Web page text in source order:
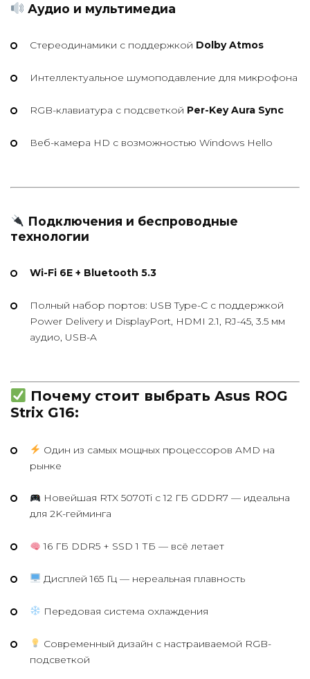
Аудио и мультимедиа
Стереодинамики с поддержкой Dolby Atmos
Интеллектуальное шумоподавление для микрофона
RGB-клавиатура с подсветкой Per-Key Aura Sync
Веб-камера HD с возможностью Windows Hello
Подключения и беспроводные
технологии
Wi-Fi 6E + Bluetooth 5.3
Полный набор портов: USB Type-C с поддержкой
Power Delivery и DisplayPort, HDMI 2.1, RJ-45, 3.5 мм
аудио, USB-A
Почему стоит выбрать Asus ROG
Strix G16:
Один из самых мощных процессоров AMD на
рынке
Новейшая RTX 5070Ti с 12 ГБ GDDR7 — идеальна
для 2K-гейминга
16 ГБ DDR5 + SSD 1 ТБ — всё летает
Дисплей 165 Гц — нереальная плавность
Передовая система охлаждения
Современный дизайн с настраиваемой RGB-
подсветкой